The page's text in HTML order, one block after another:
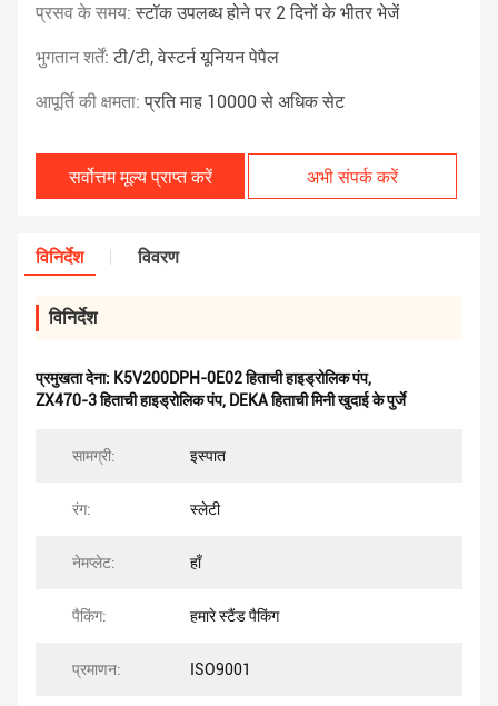
प्रसव के समय:स्टॉक उपलब्ध होने पर 2 दिनों के भीतर भेजें
भुगतान शर्तें:टी/टी, वेस्टर्न यूनियन पेपैल
आपूर्ति की क्षमता:प्रति माह 10000 से अधिक सेट
सर्वोत्तम मूल्य प्राप्त करें अभी संपर्क करें
विनिर्देश विवरण
विनिर्देश
प्रमुखता देना: K5V200DPH-0E02 हिताची हाइड्रोलिक पंप,
ZX470-3 हिताची हाइड्रोलिक पंप, DEKA हिताची मिनी खुदाई के पुर्जे
सामग्री: इस्पात
रंग: स्लेटी
नेमप्लेट: हाँ
पैकिंग: हमारे स्टैंड पैकिंग
प्रमाणन: ISO9001